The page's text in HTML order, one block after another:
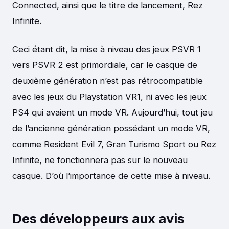
Connected, ainsi que le titre de lancement, Rez
Infinite.
Ceci étant dit, la mise à niveau des jeux PSVR 1
vers PSVR 2 est primordiale, car le casque de
deuxième génération n’est pas rétrocompatible
avec les jeux du Playstation VR1, ni avec les jeux
PS4 qui avaient un mode VR. Aujourd’hui, tout jeu
de l’ancienne génération possédant un mode VR,
comme Resident Evil 7, Gran Turismo Sport ou Rez
Infinite, ne fonctionnera pas sur le nouveau
casque. D’où l’importance de cette mise à niveau.
Des développeurs aux avis